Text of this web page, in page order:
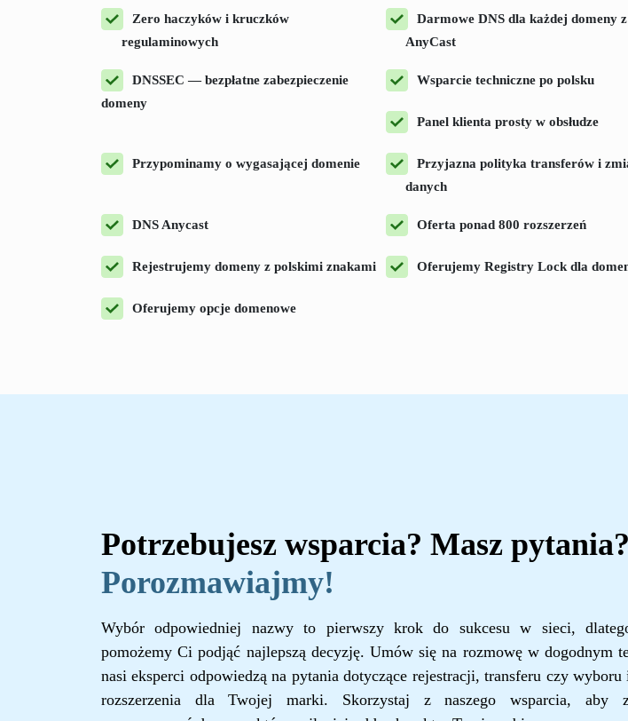
Zero haczyków i kruczków
regulaminowych
Darmowe DNS dla każdej domeny
AnyCast
DNSSEC — bezpłatne zabezpieczenie
domeny
Wsparcie techniczne po polsku
Panel klienta prosty w obsłudze
Przypominamy o wygasającej domenie
Przyjazna polityka transferów i
danych
DNS Anycast Oferta ponad 800 rozszerzeń
Rejestrujemy domeny z polskimi znakami Oferujemy Registry Lock dla
Oferujemy opcje domenowe
Potrzebujesz wsparcia? Masz pytania?
Porozmawiajmy!
Wybór odpowiedniej nazwy to pierwszy krok do sukcesu w sieci,
pomożemy Ci podjąć najlepszą decyzję. Umów się na rozmowę w dogodnym
nasi eksperci odpowiedzą na pytania dotyczące rejestracji, transferu czy wyboru
rozszerzenia dla Twojej marki. Skorzystaj z naszego wsparcia, aby